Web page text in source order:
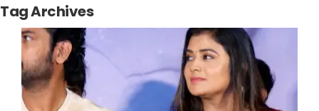
Tag Archives